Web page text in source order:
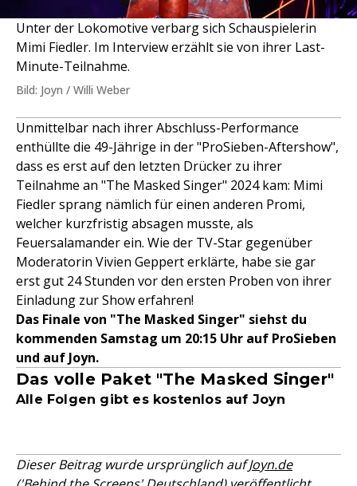
Unter der Lokomotive verbarg sich Schauspielerin
Mimi Fiedler. Im Interview erzählt sie von ihrer Last-
Minute-Teilnahme.
Bild: Joyn / Willi Weber
Unmittelbar nach ihrer Abschluss-Performance
enthüllte die 49-Jährige in der "ProSieben-Aftershow",
dass es erst auf den letzten Drücker zu ihrer
Teilnahme an "The Masked Singer" 2024 kam: Mimi
Fiedler sprang nämlich für einen anderen Promi,
welcher kurzfristig absagen musste, als
Feuersalamander ein. Wie der TV-Star gegenüber
Moderatorin Vivien Geppert erklärte, habe sie gar
erst gut 24 Stunden vor den ersten Proben von ihrer
Einladung zur Show erfahren!
Das Finale von "The Masked Singer" siehst du
kommenden Samstag um 20:15 Uhr auf ProSieben
und auf Joyn.
Das volle Paket "The Masked Singer"
Alle Folgen gibt es kostenlos auf Joyn
Dieser Beitrag wurde ursprünglich aufJoyn.de